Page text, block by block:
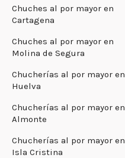
Chuches al por mayor en
Cartagena
Chuches al por mayor en
Molina de Segura
Chucherías al por mayor en
Huelva
Chucherías al por mayor en
Almonte
Chucherías al por mayor en
Isla Cristina